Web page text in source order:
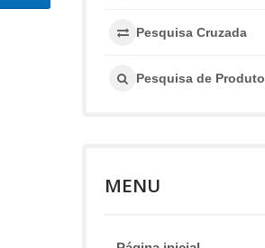
Pesquisa Cruzada
Pesquisa de Produto
MENU